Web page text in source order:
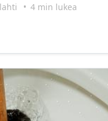
• 4 min lukea